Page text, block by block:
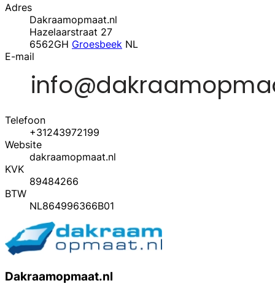
Adres
Dakraamopmaat.nl
Hazelaarstraat 27
6562GH Groesbeek NL
E-mail
Telefoon
+31243972199
Website
dakraamopmaat.nl
KVK
89484266
BTW
NL864996366B01
Dakraamopmaat.nl